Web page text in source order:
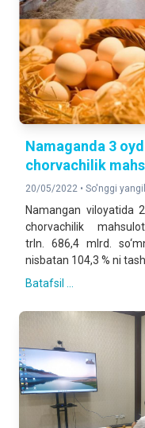
Namaganda 3
chorvachilik
20/05/2022 • So'nggi
Namangan viloyatida
chorvachilik
trln. 686,4 mlrd.
nisbatan 104,3 % ni
Batafsil ...